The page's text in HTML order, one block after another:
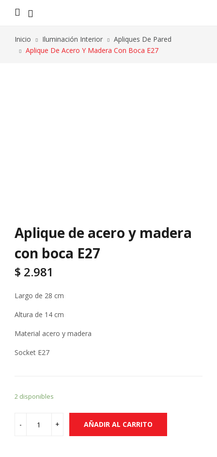
Inicio Iluminación Interior
Apliques De Pared
Aplique De Acero Y Madera Con Boca E27
Aplique de acero y madera
con boca E27
$ 2.981
Largo de 28 cm
Altura de 14 cm
Material acero y madera
Socket E27
2 disponibles
AÑADIR AL CARRITO